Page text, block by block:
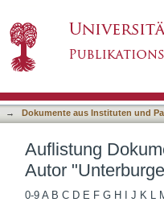
→ Dokumente aus Instituten und
Auflistung
Autor
0-9 A B C D E F G H J K L